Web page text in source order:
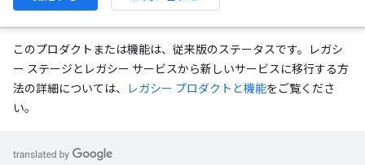
このプロダクトまたは機能は、従来版のステータスです。レガシ
ー ステージとレガシー サービスから新しいサービスに移行する方
法の詳細については、
レガシー プロダクトと機能をご覧くださ
い。